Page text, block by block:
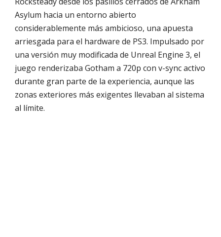
Asylum hacia un entorno abierto
considerablemente más ambicioso, una apuesta
arriesgada para el hardware de PS3. Impulsado por
una versión muy modificada de Unreal Engine 3, el
juego renderizaba Gotham a 720p con v-sync activo
durante gran parte de la experiencia, aunque las
zonas exteriores más exigentes llevaban al sistema
al límite.